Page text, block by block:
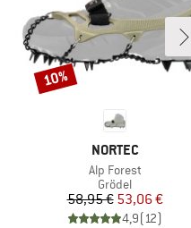
MARKE
NORTEC
Artikel
Alp Forest
Produktgruppe
Grödel
Preis
58,95 €reduzierter
53,06 €
4,9(12)
Rabatt
10%